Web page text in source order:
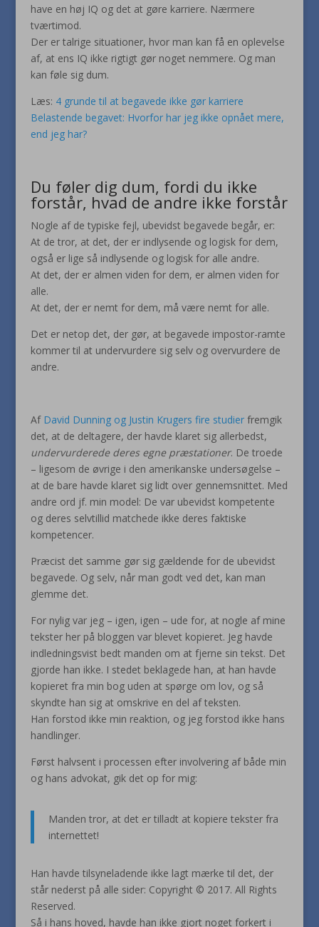
have en høj IQ og det at gøre karriere. Nærmere
tværtimod.
Der er talrige situationer, hvor man kan få en oplevelse
af, at ens IQ ikke rigtigt gør noget nemmere. Og man
kan føle sig dum.
Læs: 4 grunde til at begavede ikke gør karriere
Belastende begavet: Hvorfor har jeg ikke opnået mere,
end jeg har?
Du føler dig dum, fordi du ikke
forstår, hvad de andre ikke forstår
Nogle af de typiske fejl, ubevidst begavede begår, er:
At de tror, at det, der er indlysende og logisk for dem,
også er lige så indlysende og logisk for alle andre.
At det, der er almen viden for dem, er almen viden for
alle.
At det, der er nemt for dem, må være nemt for alle.
Det er netop det, der gør, at begavede impostor-ramte
kommer til at undervurdere sig selv og overvurdere de
andre.
Af David Dunning og Justin Krugers fire studierfremgik
det, at de deltagere, der havde klaret sig allerbedst,
undervurderede deres egne præstationer. De troede
– ligesom de øvrige i den amerikanske undersøgelse –
at de bare havde klaret sig lidt over gennemsnittet. Med
andre ord jf. min model: De var ubevidst kompetente
og deres selvtillid matchede ikke deres faktiske
kompetencer.
Præcist det samme gør sig gældende for de ubevidst
begavede. Og selv, når man godt ved det, kan man
glemme det.
For nylig var jeg – igen, igen – ude for, at nogle af mine
tekster her på bloggen var blevet kopieret. Jeg havde
indledningsvist bedt manden om at fjerne sin tekst. Det
gjorde han ikke. I stedet beklagede han, at han havde
kopieret fra min bog uden at spørge om lov, og så
skyndte han sig at omskrive en del af teksten.
Han forstod ikke min reaktion, og jeg forstod ikke hans
handlinger.
Først halvsent i processen efter involvering af både min
og hans advokat, gik det op for mig:
Manden tror, at det er tilladt at kopiere tekster fra
internettet!
Han havde tilsyneladende ikke lagt mærke til det, der
står nederst på alle sider: Copyright © 2017. All Rights
Reserved.
Så i hans hoved, havde han ikke gjort noget forkert i